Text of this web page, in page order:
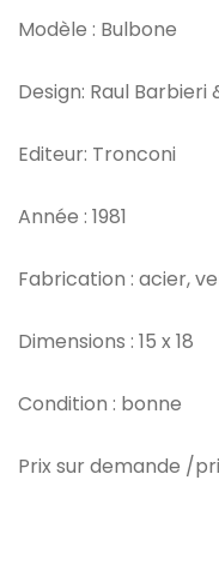
Modèle : Bulbone
Design: Raul Barbieri
Editeur: Tronconi
Année : 1981
Fabrication : acier,
Dimensions : 15 x 18
Condition : bonne
Prix sur demande /